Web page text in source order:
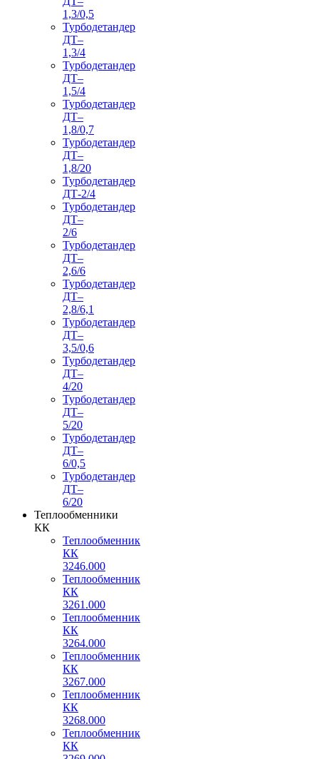
1,3/0,5
Турбодетандер
ДТ–
1,3/4
Турбодетандер
ДТ–
1,5/4
Турбодетандер
ДТ–
1,8/0,7
Турбодетандер
ДТ–
1,8/20
Турбодетандер
ДТ-2/4
Турбодетандер
ДТ–
2/6
Турбодетандер
ДТ–
2,6/6
Турбодетандер
ДТ–
2,8/6,1
Турбодетандер
ДТ–
3,5/0,6
Турбодетандер
ДТ–
4/20
Турбодетандер
ДТ–
5/20
Турбодетандер
ДТ–
6/0,5
Турбодетандер
ДТ–
6/20
Теплообменники
КК
Теплообменник
КК
3246.000
Теплообменник
КК
3261.000
Теплообменник
КК
3264.000
Теплообменник
КК
3267.000
Теплообменник
КК
3268.000
Теплообменник
КК